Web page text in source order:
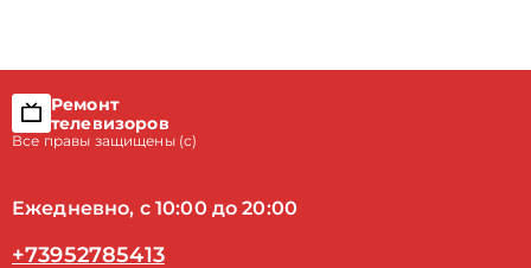
Ремонт
телевизоров
Все правы защищены (с)
Ежедневно, с 10:00 до 20:00
+73952785413